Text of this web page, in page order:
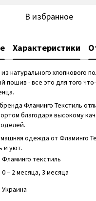
В избранное
Характеристики
натурального хлопкового
пошив - все это для того
Фламинго Текстиль
благодаря высокому
одежда от Фламинго
и уют.
Фламинго текстиль
0 – 2 месяца, 3 месяца
Украина